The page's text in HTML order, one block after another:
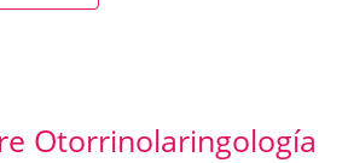
Otorrinolaringología